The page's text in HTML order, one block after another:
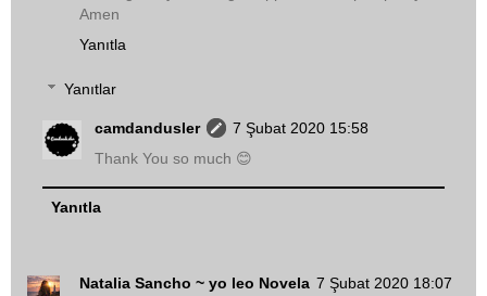
Amen
Yanıtla
Yanıtlar
camdandusler
7 Şubat 2020 15:58
Thank You so much 😊
Yanıtla
Natalia Sancho ~ yo leo Novela 7 Şubat 2020 18:07